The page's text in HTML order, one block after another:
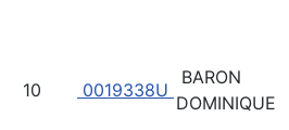
10 0019338U
BARON
DOMINIQUE